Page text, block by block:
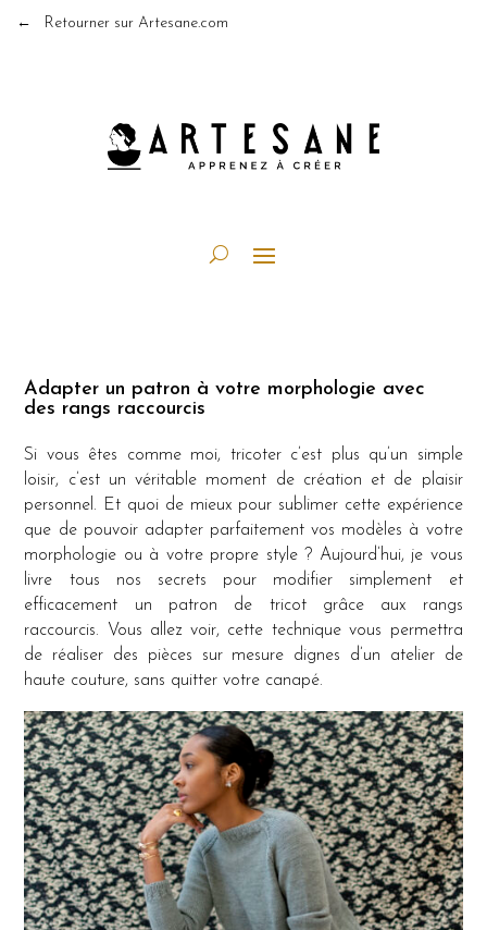
← Retourner sur Artesane.com
Adapter un patron à votre morphologie avec
des rangs raccourcis
Si vous êtes comme moi, tricoter c’est plus qu’un simple
loisir, c’est un véritable moment de création et de plaisir
personnel. Et quoi de mieux pour sublimer cette expérience
que de pouvoir adapter parfaitement vos modèles à votre
morphologie ou à votre propre style ? Aujourd’hui, je vous
livre tous nos secrets pour modifier simplement et
efficacement un patron de tricot grâce aux rangs
raccourcis. Vous allez voir, cette technique vous permettra
de réaliser des pièces sur mesure dignes d’un atelier de
haute couture, sans quitter votre canapé.